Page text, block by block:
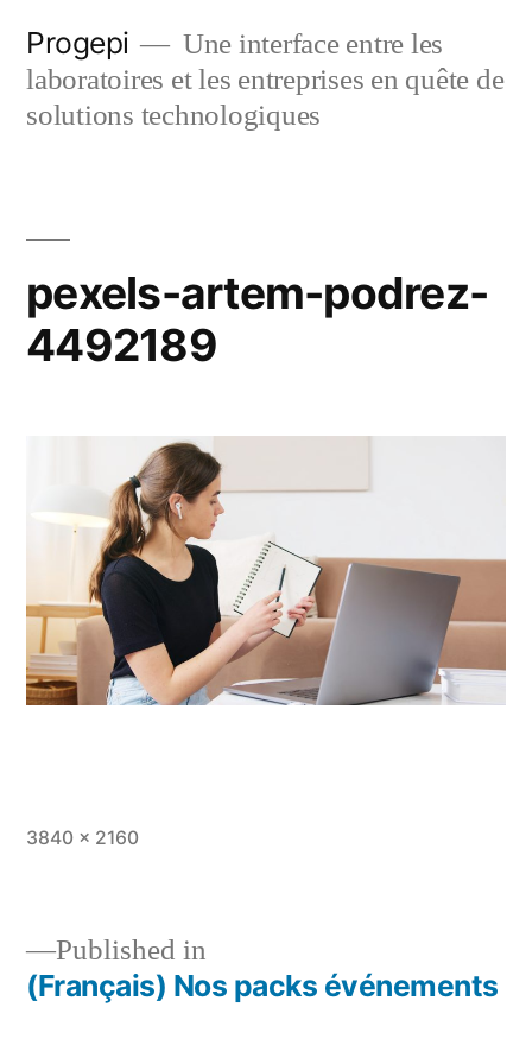
content
Progepi
Une interface entre les
laboratoires et les entreprises en quête de
solutions technologiques
pexels-artem-podrez-
4492189
Full
3840 × 2160
Post
Published in
(Français) Nos packs événements